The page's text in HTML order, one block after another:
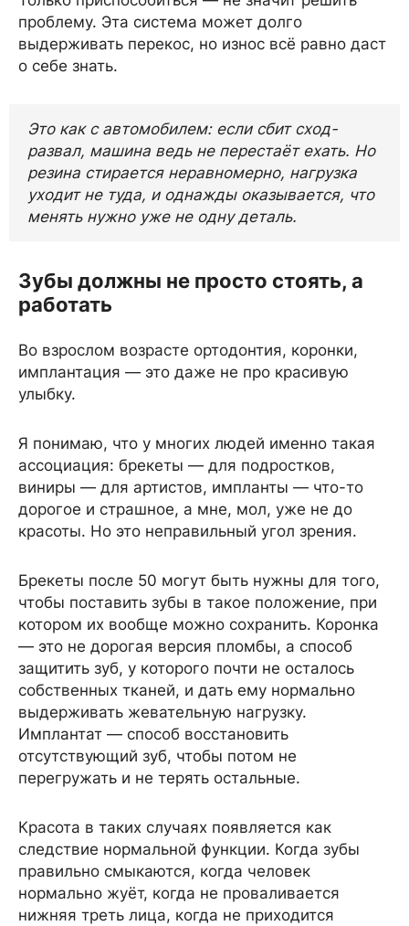
проблему. Эта система может долго
выдерживать перекос, но износ всё равно даст
о себе знать.
Это как с автомобилем: если сбит сход-
развал, машина ведь не перестаёт ехать. Но
резина стирается неравномерно, нагрузка
уходит не туда, и однажды оказывается, что
менять нужно уже не одну деталь.
Зубы должны не просто стоять, а
работать
Во взрослом возрасте ортодонтия, коронки,
имплантация — это даже не про красивую
улыбку.
Я понимаю, что у многих людей именно такая
ассоциация: брекеты — для подростков,
виниры — для артистов, импланты — что-то
дорогое и страшное, а мне, мол, уже не до
красоты. Но это неправильный угол зрения.
Брекеты после 50 могут быть нужны для того,
чтобы поставить зубы в такое положение, при
котором их вообще можно сохранить. Коронка
— это не дорогая версия пломбы, а способ
защитить зуб, у которого почти не осталось
собственных тканей, и дать ему нормально
выдерживать жевательную нагрузку.
Имплантат — способ восстановить
отсутствующий зуб, чтобы потом не
перегружать и не терять остальные.
Красота в таких случаях появляется как
следствие нормальной функции. Когда зубы
правильно смыкаются, когда человек
нормально жуёт, когда не проваливается
нижняя треть лица, когда не приходится